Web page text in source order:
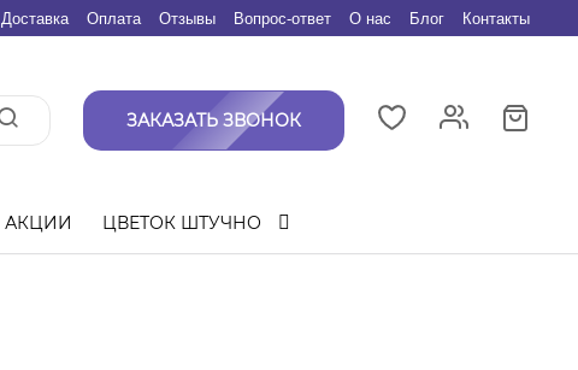
Доставка Оплата Отзывы Вопрос-ответ О нас Блог Контакты
ЗАКАЗАТЬ ЗВОНОК
АКЦИИ ЦВЕТОК ШТУЧНО